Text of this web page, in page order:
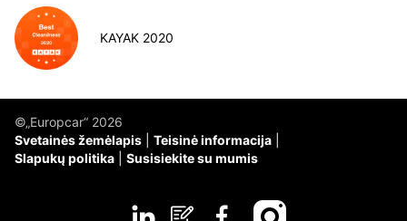
KAYAK 2020
©„Europcar“ 2026
Svetainės žemėlapis
Teisinė informacija
Slapukų politika
Susisiekite su mumis